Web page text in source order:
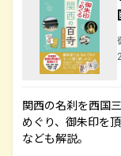
関西の名刹を西国
めぐり、御朱印を
なども解説。